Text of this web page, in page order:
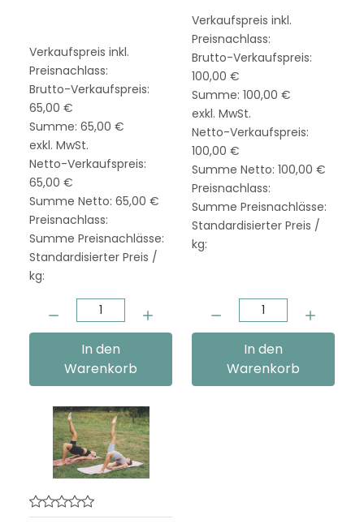
Verkaufspreis inkl.
Preisnachlass:
Brutto-Verkaufspreis:
65,00 €
Summe: 65,00 €
exkl. MwSt.
Netto-Verkaufspreis:
65,00 €
Summe Netto: 65,00 €
Preisnachlass:
Summe Preisnachlässe:
Standardisierter Preis /
kg:
In den
Warenkorb
Verkaufspreis inkl.
Preisnachlass:
Brutto-Verkaufspreis:
100,00 €
Summe: 100,00 €
exkl. MwSt.
Netto-Verkaufspreis:
100,00 €
Summe Netto: 100,00 €
Preisnachlass:
Summe Preisnachlässe:
Standardisierter Preis /
kg:
In den
Warenkorb